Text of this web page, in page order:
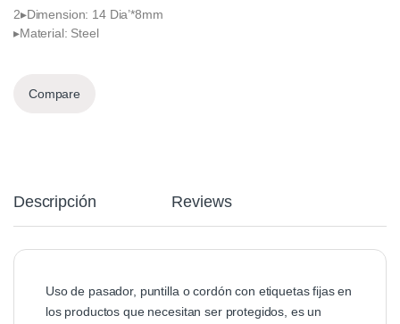
2▸Dimension: 14 Dia’*8mm
▸Material: Steel
Compare
Descripción Reviews
Uso de pasador, puntilla o cordón con etiquetas fijas en
los productos que necesitan ser protegidos, es un